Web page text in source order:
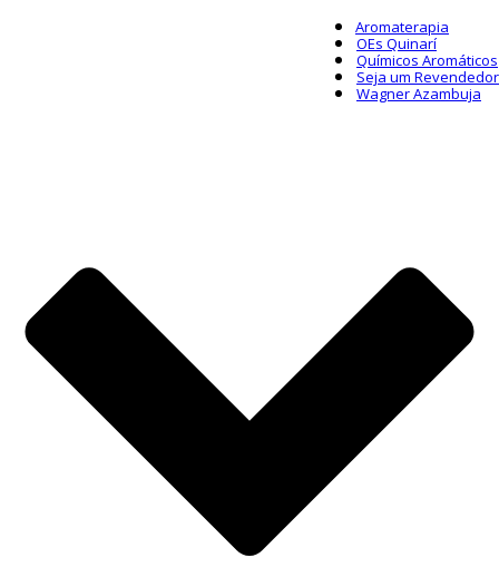
Aromaterapia
OEs Quinarí
Químicos Aromáticos
Seja um Revendedor
Wagner Azambuja